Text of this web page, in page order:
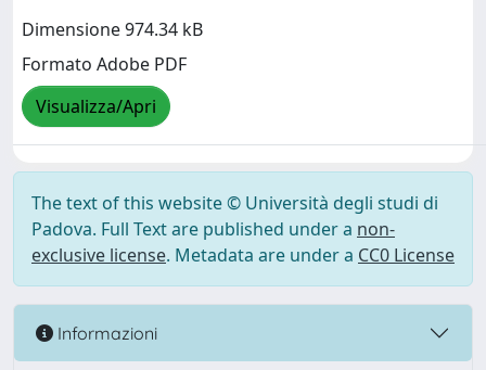
Dimensione 974.34 kB
Formato Adobe PDF
Visualizza/Apri
The text of this website © Università degli studi di
Padova. Full Text are published under a non-
exclusive license. Metadata are under a CC0 License
Informazioni